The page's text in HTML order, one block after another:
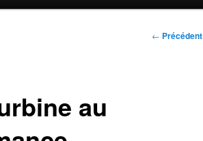
Navigation
← Précédent
au